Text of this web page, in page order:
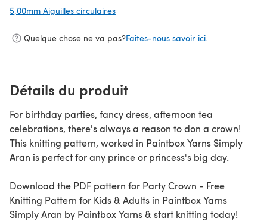
5,00mm Aiguilles circulaires
Quelque chose ne va pas?Faites-nous savoir ici.
Détails du produit
For birthday parties, fancy dress, afternoon tea
celebrations, there's always a reason to don a crown!
This knitting pattern, worked in Paintbox Yarns Simply
Aran is perfect for any prince or princess's big day.
Download the PDF pattern for Party Crown - Free
Knitting Pattern for Kids & Adults in Paintbox Yarns
Simply Aran by Paintbox Yarns & start knitting today!